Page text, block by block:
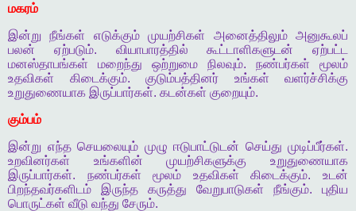
மகரம்
இன்று
நீங்கள் எடுக்கும் முயற்சிகள் அனைத்திலும்
அனுகூலப்
பலன்
ஏற்படும். வியாபாரத்தில் கூட்டாளிகளுடன்
ஏற்பட்ட
மனஸ்தாபங்கள்
மறைந்து ஒற்றுமை நிலவும். நண்பர்கள்
மூலம்
உதவிகள்
கிடைக்கும். குடும்பத்தினர் உங்கள்
வளர்ச்சிக்கு
உறுதுணையாக இருப்பார்கள். கடன்கள் குறையும்.
கும்பம்
இன்று எந்த செயலையும் முழு ஈடுபாட்டுடன் செய்து முடிப்பீர்கள்.
உறவினர்கள்
உங்களின் முயற்சிகளுக்கு
உறுதுணையாக
இருப்பார்கள். நண்பர்கள் மூலம் உதவிகள் கிடைக்கும்.உடன்
பிறந்தவர்களிடம்
இருந்த கருத்து வேறுபாடுகள் நீங்கும். புதிய
பொருட்கள் வீடு வந்து சேரும்.